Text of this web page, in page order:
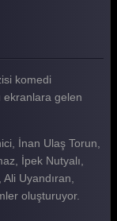
komedi
ekranlara gelen
İnan Ulaş Torun,
İpek Nutyalı,
Uyandıran,
oluşturuyor.